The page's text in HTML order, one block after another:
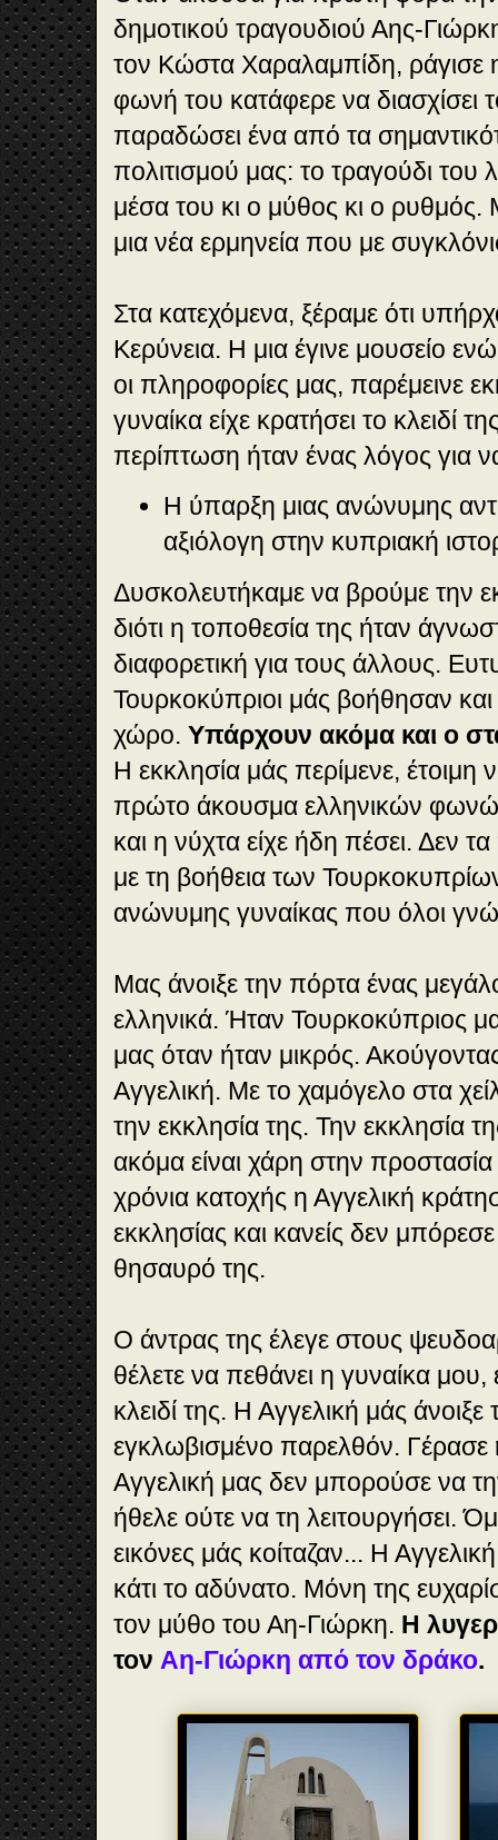
δημοτικού τραγουδιού Αης-
τον Κώστα Χαραλαμπίδη, ράγισε
φωνή του κατάφερε να διασχίσει
παραδώσει ένα από τα
πολιτισμού μας: το τραγούδι
μέσα του κι ο μύθος κι ο
μια νέα ερμηνεία που με
Στα κατεχόμενα, ξέραμε ότι
Κερύνεια. Η μια έγινε μουσείο
οι πληροφορίες μας, παρέμεινε
γυναίκα είχε κρατήσει το κλειδί
περίπτωση ήταν ένας λόγος για
Η ύπαρξη μιας ανώνυμης
αξιόλογη στην κυπριακή
Δυσκολευτήκαμε να βρούμε την
διότι η τοποθεσία της ήταν
διαφορετική για τους άλλους.
Τουρκοκύπριοι μάς βοήθησαν και
χώρο. Υπάρχουν ακόμα και ο
Η εκκλησία μάς περίμενε, έτοιμη
πρώτο άκουσμα ελληνικών
και η νύχτα είχε ήδη πέσει. Δεν
με τη βοήθεια των
ανώνυμης γυναίκας που όλοι
Μας άνοιξε την πόρτα ένας
ελληνικά. Ήταν Τουρκοκύπριος
μας όταν ήταν μικρός.
Αγγελική. Με το χαμόγελο στα
την εκκλησία της. Την εκκλησία
ακόμα είναι χάρη στην
χρόνια κατοχής η Αγγελική
εκκλησίας και κανείς δεν
θησαυρό της.
Ο άντρας της έλεγε στους
θέλετε να πεθάνει η γυναίκα μου,
κλειδί της. Η Αγγελική μάς
εγκλωβισμένο παρελθόν. Γέρασε
Αγγελική μας δεν μπορούσε να
ήθελε ούτε να τη λειτουργήσει.
εικόνες μάς κοίταζαν... Η
κάτι το αδύνατο. Μόνη της
τον μύθο του Αη-Γιώρκη. Η
τον Αη-Γιώρκη από τον δράκο.